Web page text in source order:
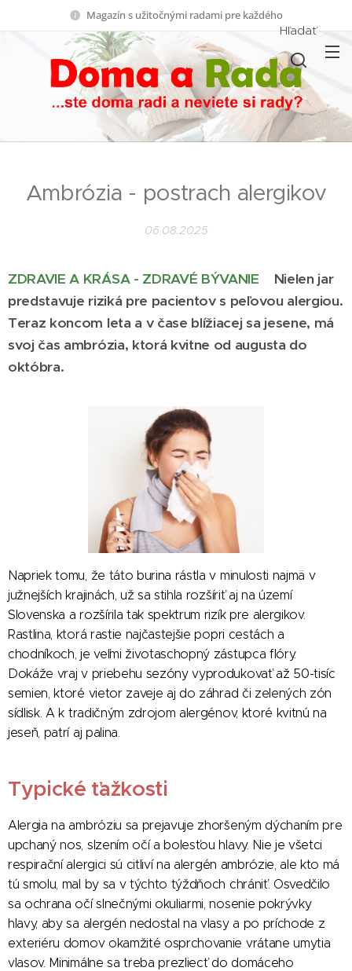
Magazín s užitočnými radami pre každého
Hľadať
Ambrózia - postrach alergikov
06.08.2025
ZDRAVIE A KRÁSA - ZDRAVÉ BÝVANIE
Nielen jar
predstavuje riziká pre pacientov s peľovou alergiou.
Teraz koncom leta a v čase blížiacej sa jesene, má
svoj čas ambrózia, ktorá kvitne od augusta do
októbra.
Napriek tomu, že táto burina rástla v minulosti najmä v
južnejších krajinách, už sa stihla rozšíriť aj na území
Slovenska a rozšírila tak spektrum rizík pre alergikov.
Rastlina, ktorá rastie najčastejšie popri cestách a
chodníkoch, je veľmi životaschopný zástupca flóry.
Dokáže vraj v priebehu sezóny vyprodukovať až 50-tisíc
semien, ktoré vietor zaveje aj do záhrad či zelených zón
sídlisk. A k tradičným zdrojom alergénov, ktoré kvitnú na
jeseň, patrí aj palina.
Typické ťažkosti
Alergia na ambróziu sa prejavuje zhoršeným dýchaním pre
upchaný nos, slzením očí a bolesťou hlavy. Nie je všetci
respirační alergici sú citliví na alergén ambrózie, ale kto má
tú smolu, mal by sa v týchto týždňoch chrániť. Osvedčilo
sa ochrana očí slnečnými okuliarmi, nosenie pokrývky
hlavy, aby sa alergén nedostal na vlasy a po príchode z
exteriéru domov okamžité osprchovanie vrátane umytia
vlasov. Minimálne sa treba prezliecť do domáceho